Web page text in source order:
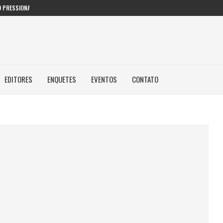
GESTORES PÚBLICOS NAS...
EDITORES ENQUETES EVENTOS CONTATO